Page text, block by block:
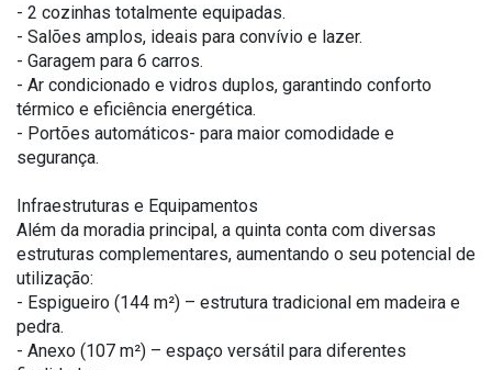
- 2 cozinhas totalmente equipadas.
- Salões amplos, ideais para convívio e lazer.
- Garagem para 6 carros.
- Ar condicionado e vidros duplos, garantindo conforto
térmico e eficiência energética.
- Portões automáticos- para maior comodidade e
segurança.
Infraestruturas e Equipamentos
Além da moradia principal, a quinta conta com diversas
estruturas complementares, aumentando o seu potencial de
utilização:
- Espigueiro (144 m²) – estrutura tradicional em madeira e
pedra.
- Anexo (107 m²) – espaço versátil para diferentes